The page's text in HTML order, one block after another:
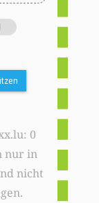
0
nur in
nicht